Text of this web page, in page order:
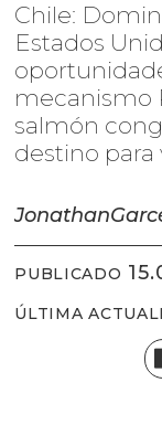
Chile:
Estados
mecanismo
salmón
destino para
Jonathan
PUBLICADO
ÚLTIMA